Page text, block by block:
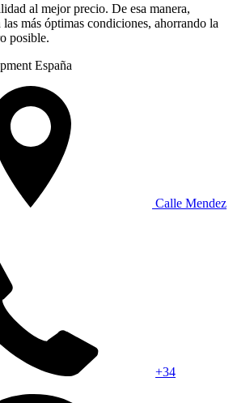
al mejor precio. De esa manera,
más óptimas condiciones, ahorrando la
posible.
España
Calle Mendez
+34